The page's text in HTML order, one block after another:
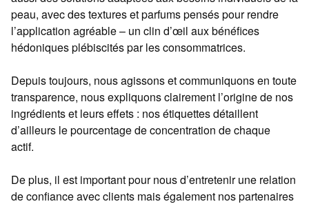
peau, avec des textures et parfums pensés pour rendre
l’application agréable – un clin d’œil aux bénéfices
hédoniques plébiscités par les consommatrices.
Depuis toujours, nous agissons et communiquons en toute
transparence, nous expliquons clairement l’origine de nos
ingrédients et leurs effets : nos étiquettes détaillent
d’ailleurs le pourcentage de concentration de chaque
actif.
De plus, il est important pour nous d’entretenir une relation
de confiance avec clients mais également nos partenaires